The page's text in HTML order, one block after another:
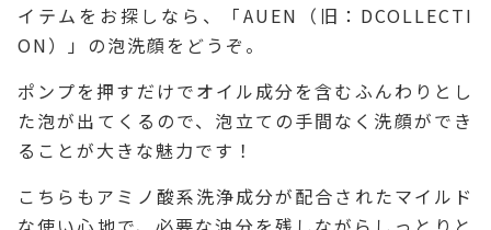
イテムをお探しなら、「AUEN（旧：DCOLLECTI
ON）」の泡洗顔をどうぞ。
ポンプを押すだけでオイル成分を含むふんわりとし
た泡が出てくるので、泡立ての手間なく洗顔ができ
ることが大きな魅力です！
こちらもアミノ酸系洗浄成分が配合されたマイルド